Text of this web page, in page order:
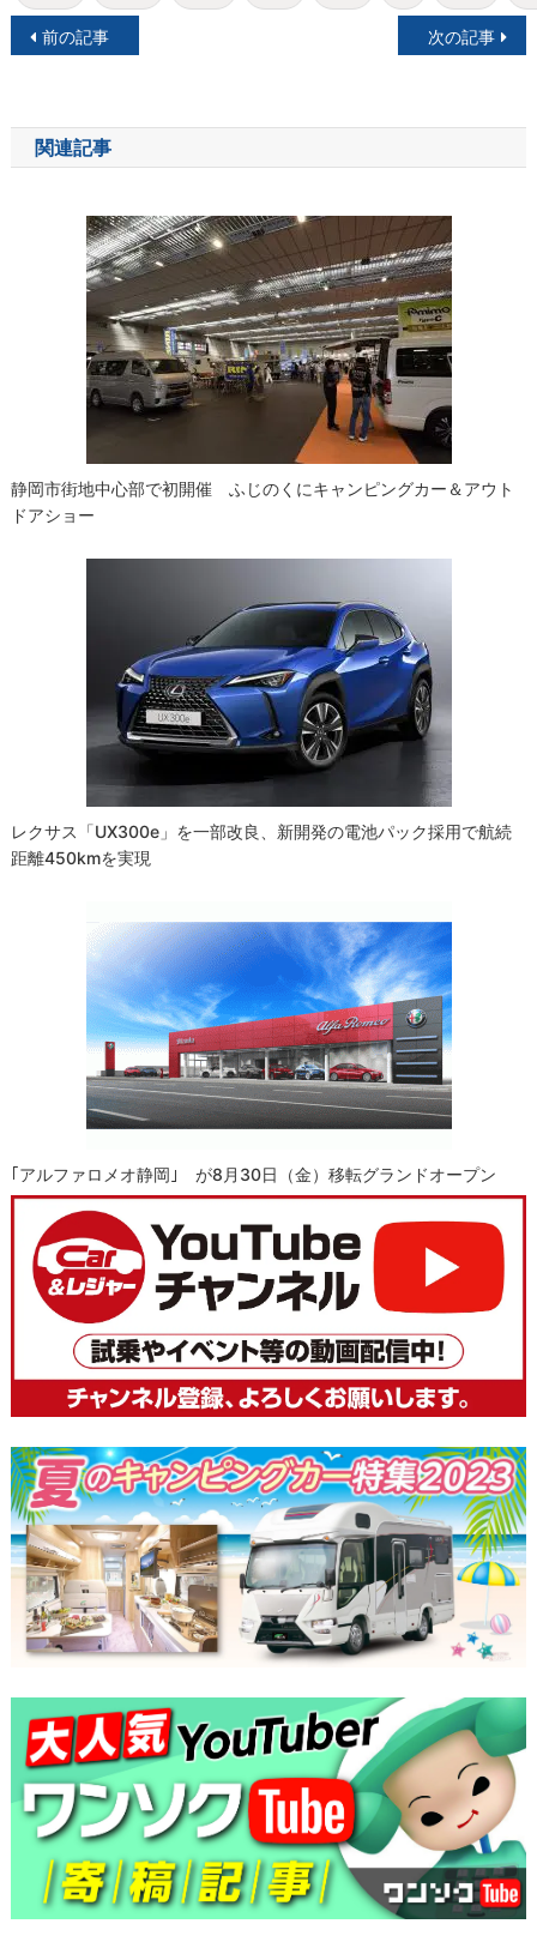
投
ナ
ビ
前の記事 次の記事
関連記事
静岡市街地中心部で初開催 ふじのくにキャンピングカー＆アウト
ドアショー
レクサス「UX300e」を一部改良、新開発の電池パック採用で航続
距離450kmを実現
｢アルファロメオ静岡｣ が8月30日（金）移転グランドオープン